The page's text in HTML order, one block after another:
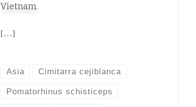
Vietnam.
[…]
Asia Cimitarra cejiblanca
Pomatorhinus schisticeps